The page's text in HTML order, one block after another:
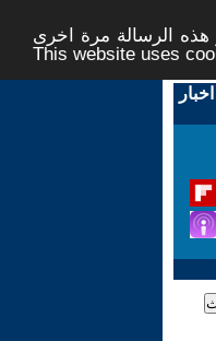
الرسالة مرة اخرى -
This website uses
اخبار